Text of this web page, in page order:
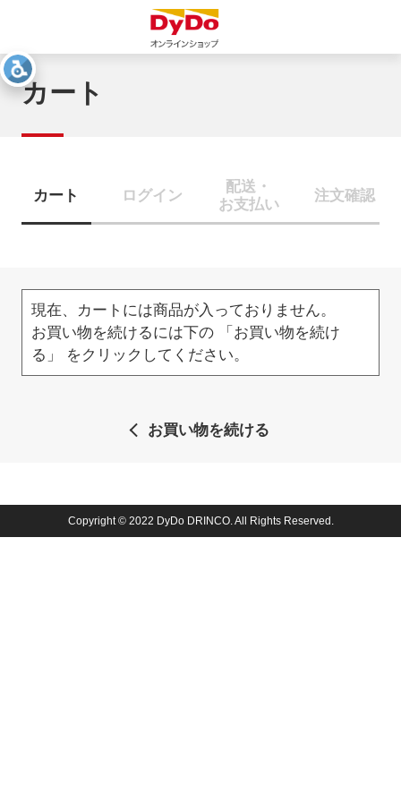
カート
カート ログイン
配送・
お支払い
注文確認
現在、カートには商品が入っておりません。
お買い物を続けるには下の 「お買い物を続け
る」 をクリックしてください。
お買い物を続ける
Copyright © 2022 DyDo DRINCO. All Rights Reserved.